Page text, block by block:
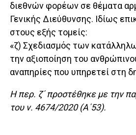
διεθνών φορέων σε θέματα
Γενικής Διεύθυνσης. Ιδίως
στους εξής τομείς:
«ζ) Σχεδιασμός των
την αξιοποίηση του
αναπηρίες που υπηρετεί στη
Η περ. ζ΄ προστέθηκε με την
του ν. 4674/2020 (Α΄53).